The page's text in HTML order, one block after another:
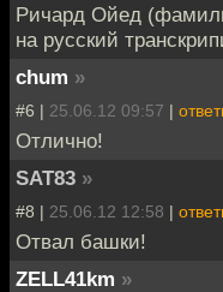
Ричард Ойед
на русский
chum »
#6 | 25.06.12 09:57 |
Отлично!
SAT83 »
#8 | 25.06.12 12:58 |
Отвал башки!
ZELL41km »